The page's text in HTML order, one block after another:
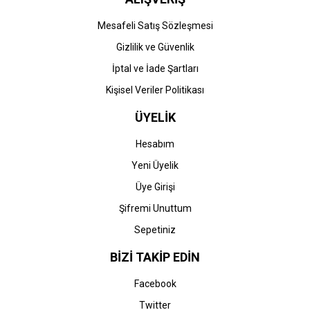
Mesafeli Satış Sözleşmesi
Gizlilik ve Güvenlik
İptal ve İade Şartları
Kişisel Veriler Politikası
ÜYELİK
Hesabım
Yeni Üyelik
Üye Girişi
Şifremi Unuttum
Sepetiniz
BİZİ TAKİP EDİN
Facebook
Twitter